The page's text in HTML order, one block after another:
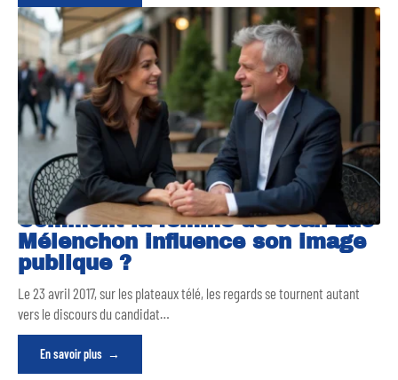
Comment la femme de Jean Luc
Mélenchon influence son image
publique ?
Le 23 avril 2017, sur les plateaux télé, les regards se tournent autant
vers le discours du candidat…
En savoir plus